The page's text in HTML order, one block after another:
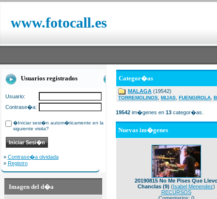
www.fotocall.es
Usuarios registrados
Usuario:
Contrase�a:
�Iniciar sesi�n autom�ticamente en la
siguiente visita?
» Contrase�a olvidada
» Registro
Imagen del d�a
Categor�as
MALAGA (19542)
TORREMOLINOS MIJAS FUENGIROLA
19542 im�genes en 13 categor�as.
Nuevas im�genes
20190815 No Me Pises Que
Chanclas (9) (Isabel Menendez)
RECURSOS